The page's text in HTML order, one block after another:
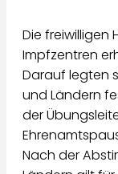
Die freiwilligen
Impfzentren
Darauf legten
und Ländern
der
Nach der